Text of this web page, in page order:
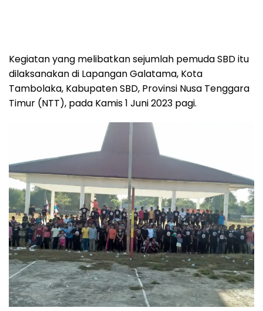
Kegiatan yang melibatkan sejumlah pemuda SBD itu
dilaksanakan di Lapangan Galatama, Kota
Tambolaka, Kabupaten SBD, Provinsi Nusa Tenggara
Timur (NTT), pada Kamis 1 Juni 2023 pagi.